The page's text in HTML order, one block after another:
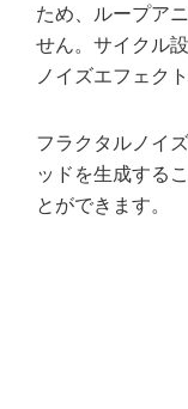
ため、ループア
せん。サイクル
ノイズエフェク
フラクタルノイ
ッドを生成する
とができます。